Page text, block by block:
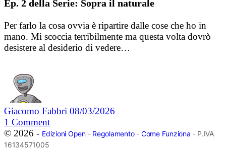
Ep. 2 della Serie: Sopra il naturale
Per farlo la cosa ovvia è ripartire dalle cose che ho in
mano. Mi scoccia terribilmente ma questa volta dovrò
desistere al desiderio di vedere…
Giacomo Fabbri 08/03/2026
1 Comment
© 2026 - Edizioni Open- Regolamento- Come Funziona - P.IVA
16134571005